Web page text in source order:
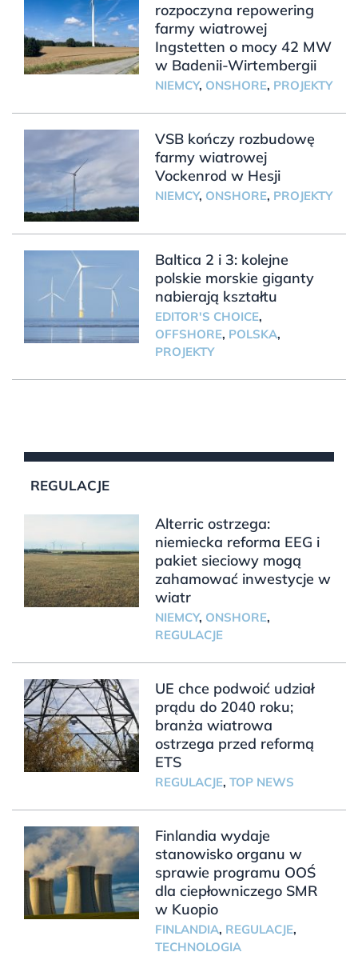
rozpoczyna repowering
farmy wiatrowej
Ingstetten o mocy 42 MW
w Badenii-Wirtembergii
NIEMCY, ONSHORE, PROJEKTY
VSB kończy rozbudowę
farmy wiatrowej
Vockenrod w Hesji
NIEMCY, ONSHORE, PROJEKTY
Baltica 2 i 3: kolejne
polskie morskie giganty
nabierają kształtu
EDITOR'S CHOICE,
OFFSHORE, POLSKA,
PROJEKTY
REGULACJE
Alterric ostrzega:
niemiecka reforma EEG i
pakiet sieciowy mogą
zahamować inwestycje w
wiatr
NIEMCY, ONSHORE,
REGULACJE
UE chce podwoić udział
prądu do 2040 roku;
branża wiatrowa
ostrzega przed reformą
ETS
REGULACJE, TOP NEWS
Finlandia wydaje
stanowisko organu w
sprawie programu OOŚ
dla ciepłowniczego SMR
w Kuopio
FINLANDIA, REGULACJE,
TECHNOLOGIA